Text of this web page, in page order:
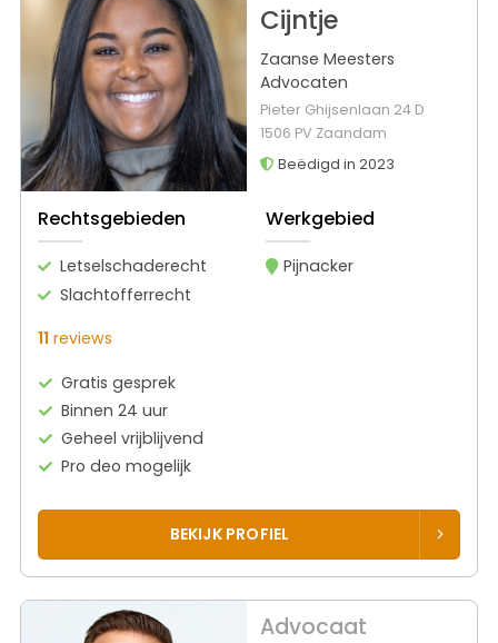
Cijntje
Zaanse Meesters
Advocaten
Pieter Ghijsenlaan 24 D
1506 PV Zaandam
Beëdigd in 2023
Rechtsgebieden
Letselschaderecht
Slachtofferrecht
Werkgebied
Pijnacker
11 reviews
Gratis gesprek
Binnen 24 uur
Geheel vrijblijvend
Pro deo mogelijk
BEKIJK PROFIEL
Advocaat